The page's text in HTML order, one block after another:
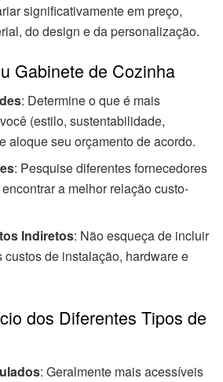
significativamente em preço,
do design e da personalização.
Gabinete de Cozinha
: Determine o que é mais
(estilo, sustentabilidade,
aloque seu orçamento de acordo.
: Pesquise diferentes fornecedores
a melhor relação custo-
Indiretos: Não esqueça de incluir
custos de instalação, hardware e
dos Diferentes Tipos de
: Geralmente mais acessíveis